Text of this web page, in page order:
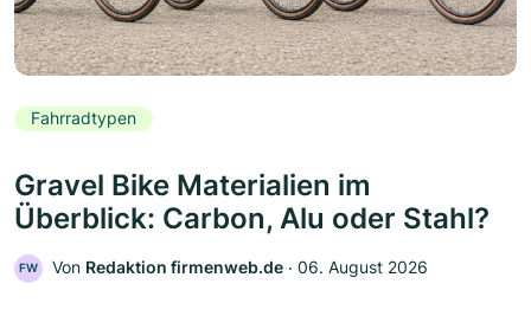
Fahrradtypen
Gravel Bike Materialien im
Überblick: Carbon, Alu oder Stahl?
FW Von Redaktion firmenweb.de ‧ 06. August 2026